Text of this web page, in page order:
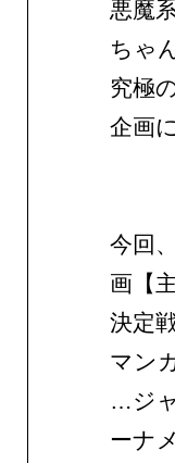
悪魔
ちゃ
究極
企画
今回
画【
決定
マン
…ジ
ーナ